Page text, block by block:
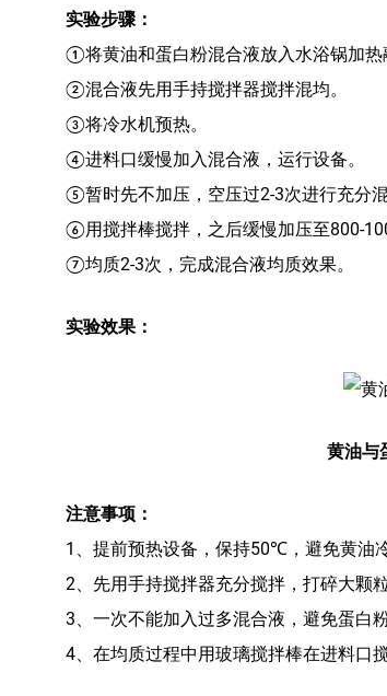
实验步骤：
①将黄油和蛋白粉混合液放入水浴锅加热
②混合液先用手持搅拌器搅拌混均。
③将冷水机预热。
④进料口缓慢加入混合液，运行设备。
⑤暂时先不加压，空压过2-3次进行充分混
⑥用搅拌棒搅拌，之后缓慢加压至800-
⑦均质2-3次，完成混合液均质效果。
实验效果：
黄油与
注意事项：
1、提前预热设备，保持50℃，避免黄油冷
2、先用手持搅拌器充分搅拌，打碎大颗粒
3、一次不能加入过多混合液，避免蛋白粉
4、在均质过程中用玻璃搅拌棒在进料口搅